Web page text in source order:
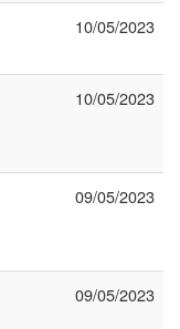
10/05/2023
10/05/2023
09/05/2023
09/05/2023